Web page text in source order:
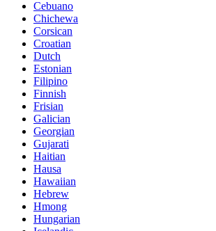
Cebuano
Chichewa
Corsican
Croatian
Dutch
Estonian
Filipino
Finnish
Frisian
Galician
Georgian
Gujarati
Haitian
Hausa
Hawaiian
Hebrew
Hmong
Hungarian